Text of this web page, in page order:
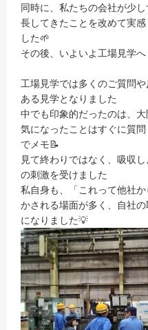
同時に、私たちの会社が少
長してきたことを改めて実
した🌱
その後、いよいよ工場見学へ
工場見学では多くのご質問
ある見学となりました
中でも印象的だったのは、
気になったことはすぐに質
でメモ📝
見て終わりではなく、吸収
の刺激を受けました
私自身も、「これって他社
かされる場面が多く、自社
になりました💡